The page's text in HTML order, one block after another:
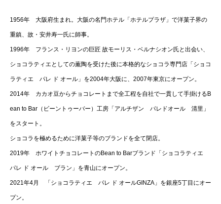
1956年 大阪府生まれ。大阪の名門ホテル「ホテルプラザ」で洋菓子界の
重鎮、故・安井寿一氏に師事。
1996年 フランス・リヨンの巨匠 故モーリス・ベルナシオン氏と出会い、
ショコラティエとしての薫陶を受けた後に本格的なショコラ専門店「ショコ
ラティエ パレ ド オール」を2004年大阪に、2007年東京にオープン。
2014年 カカオ豆からチョコレートまで全工程を自社で一貫して手掛けるB
ean to Bar（ビーントゥーバー）工房「アルチザン パレドオール 清里」
をスタート。
ショコラを極めるために洋菓子等のブランドを全て閉店。
2019年 ホワイトチョコレートのBean to Barブランド「ショコラティエ
パレ ド オール ブラン」を青山にオープン。
2021年4月 「ショコラティエ パレ ド オールGINZA」を銀座5丁目にオー
プン。